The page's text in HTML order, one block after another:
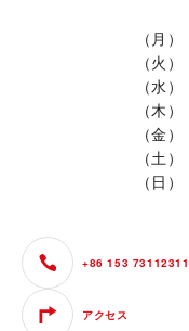
（月）
（火）
（水）
（木）
（金）
（土）
（日）
+86 153 73112311
アクセス